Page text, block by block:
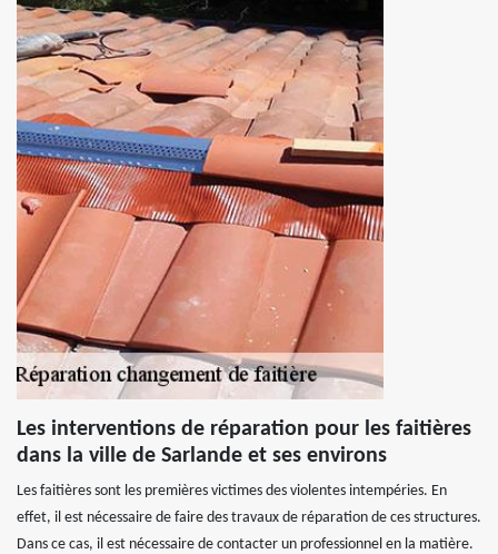
Les interventions de réparation pour les faitières
dans la ville de Sarlande et ses environs
Les faitières sont les premières victimes des violentes intempéries. En
effet, il est nécessaire de faire des travaux de réparation de ces structures.
Dans ce cas, il est nécessaire de contacter un professionnel en la matière.